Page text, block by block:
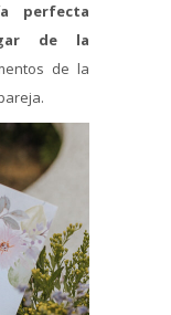
perfecta
de la
de la